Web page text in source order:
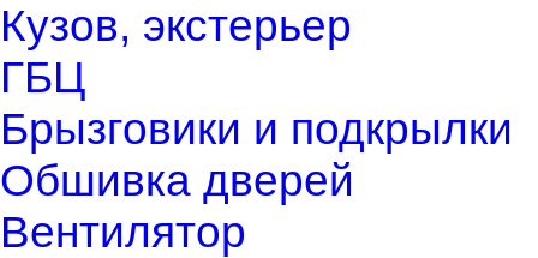
Кузов, экстерьер
ГБЦ
Брызговики и подкрылки
Обшивка дверей
Вентилятор